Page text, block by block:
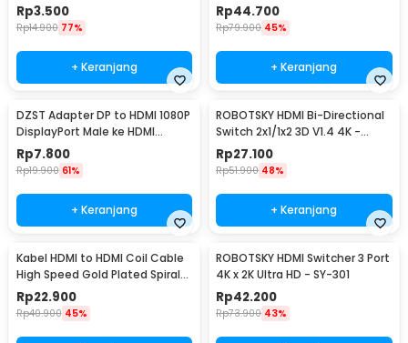
Rp3.500
Rp14.900 77%
+ Keranjang
Compatible) - M-1I3
Rp44.700
Rp79.900 45%
+ Keranjang
DZST Adapter DP to HDMI 1080P
DisplayPort Male ke HDMI
Female - DZST024
Rp7.800
Rp19.900 61%
+ Keranjang
ROBOTSKY HDMI Bi-Directional
Switch 2x1/1x2 3D V1.4 4K -
ACDG0
Rp27.100
Rp51.900 48%
+ Keranjang
Kabel HDMI to HDMI Coil Cable
High Speed Gold Plated Spiral
1.3M - SGS
Rp22.900
Rp40.900 45%
ROBOTSKY HDMI Switcher 3 Port
4K x 2K Ultra HD - SY-301
Rp42.200
Rp73.900 43%